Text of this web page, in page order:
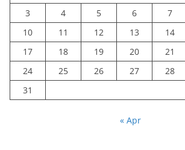
3
4 5 6 7
10
11 12 13 14
17
18 19 20 21
24
25 26 27 28
31
« Apr